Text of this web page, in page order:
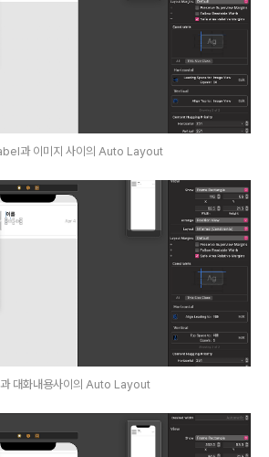
과 이미지 사이의 Auto Layout
대화내용사이의 Auto Layout